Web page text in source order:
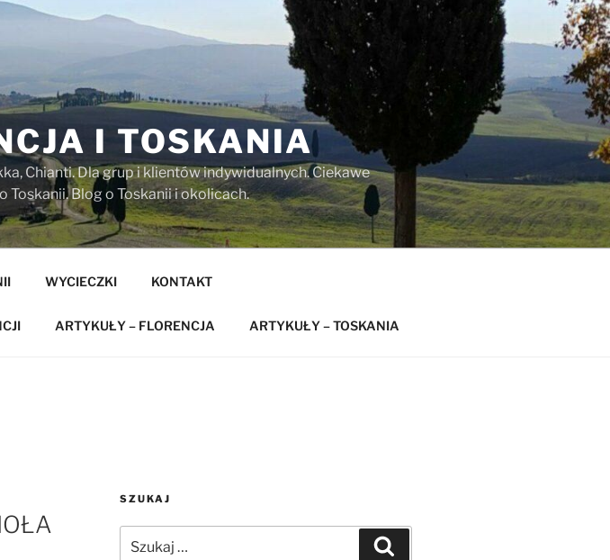
I TOSKANIA
Chianti. Dla grup i klientów indywidualnych. Ciekawe
Blog o Toskanii i okolicach.
WYCIECZKI KONTAKT
ARTYKUŁY – FLORENCJA ARTYKUŁY – TOSKANIA
SZUKAJ